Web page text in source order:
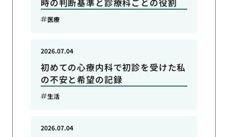
時の判断基準と診療科ごとの役割
医療
初めての心療内科で初診を受けた私
の不安と希望の記録
2026.07.04
生活
2026.07.04